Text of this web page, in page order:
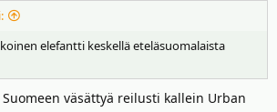
elefantti keskellä eteläsuomalaista
väsättyä reilusti kallein Urban